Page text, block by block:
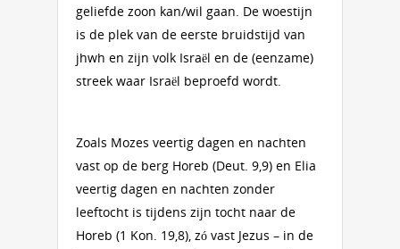
geliefde zoon kan/wil gaan. De woestijn
is de plek van de eerste bruidstijd van
jhwh en zijn volk Israël en de (eenzame)
streek waar Israël beproefd wordt.
Zoals Mozes veertig dagen en nachten
vast op de berg Horeb (Deut. 9,9) en Elia
veertig dagen en nachten zonder
leeftocht is tijdens zijn tocht naar de
Horeb (1 Kon. 19,8), zó vast Jezus – in de